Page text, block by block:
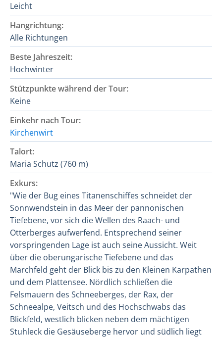
Leicht
Hangrichtung:
Alle Richtungen
Beste Jahreszeit:
Hochwinter
Stützpunkte während der Tour:
Keine
Einkehr nach Tour:
Kirchenwirt
Talort:
Maria Schutz (760 m)
Exkurs:
"Wie der Bug eines Titanenschiffes schneidet der
Sonnwendstein in das Meer der pannonischen
Tiefebene, vor sich die Wellen des Raach- und
Otterberges aufwerfend. Entsprechend seiner
vorspringenden Lage ist auch seine Aussicht. Weit
über die oberungarische Tiefebene und das
Marchfeld geht der Blick bis zu den Kleinen Karpathen
und dem Plattensee. Nördlich schließen die
Felsmauern des Schneeberges, der Rax, der
Schneealpe, Veitsch und des Hochschwabs das
Blickfeld, westlich blicken neben dem mächtigen
Stuhleck die Gesäuseberge hervor und südlich liegt